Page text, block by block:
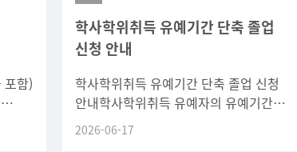
함)
이
학사학위취득 유예기간 단축 졸업
신청 안내
학사학위취득 유예기간 단축 졸업 신청
안내학사학위취득 유예자의 유예기간
단축 졸업 신청 절차를 아래와 같이
안내하오니 해당 학생들은 기간 내
2026-06-17